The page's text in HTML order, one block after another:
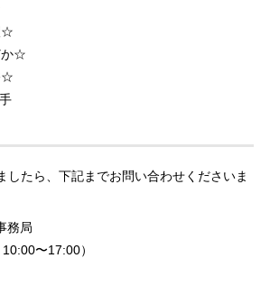
☆
か☆
☆
したら、下記までお問い合わせくださいま
務局
〜17:00）